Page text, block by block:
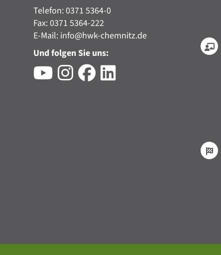
Telefon: 0371 5364-0
Fax: 0371 5364-222
E-Mail: info@hwk-chemnitz.de
Und folgen Sie uns: